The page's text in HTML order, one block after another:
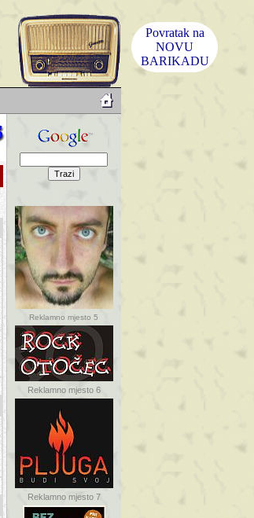
Povratak na
NOVU
BARIKADU
Reklamno mjesto 5
Reklamno mjesto 6
Reklamno mjesto 7